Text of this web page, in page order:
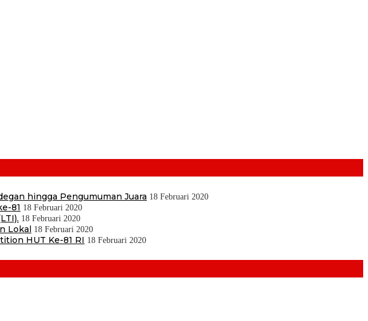
hingga Pengumuman Juara 18 Februari 2020
81 18 Februari 2020
18 Februari 2020
Lokal 18 Februari 2020
HUT Ke-81 RI 18 Februari 2020